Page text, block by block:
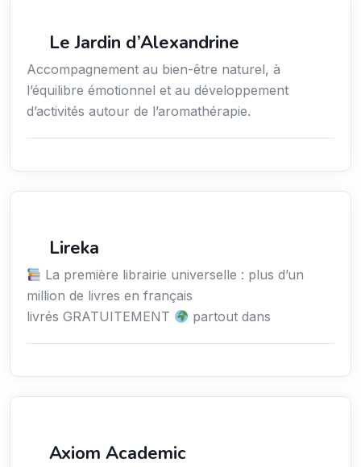
Le Jardin d’Alexandrine
Accompagnement au bien-être naturel, à
l’équilibre émotionnel et au développement
d’activités autour de l’aromathérapie.
Lireka
La première librairie universelle : plus d’un
million de livres en français
livrés GRATUITEMENT
partout dans
Axiom Academic